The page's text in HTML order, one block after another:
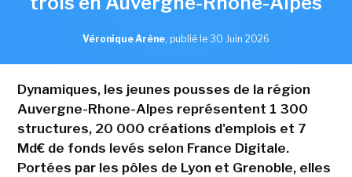
Véronique Arène, publié le 30 Juin 2026
Dynamiques, les jeunes pousses de la région
Auvergne-Rhone-Alpes représentent 1 300
structures, 20 000 créations d'emplois et 7
Md€ de fonds levés selon France Digitale.
Portées par les pôles de Lyon et Grenoble, elles